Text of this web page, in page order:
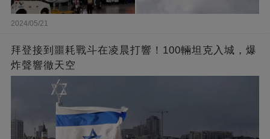
2024/05/21
拜登接到噩耗戰斗在凌晨打響！100輛坦克入城，爆
炸聲響徹天空